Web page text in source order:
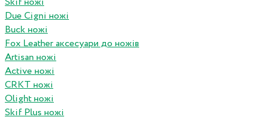
Due Cigni ножі
Buck ножі
Fox Leather аксесуари до ножів
Artisan ножі
Active ножі
CRKT ножі
Olight ножі
Skif Plus ножі